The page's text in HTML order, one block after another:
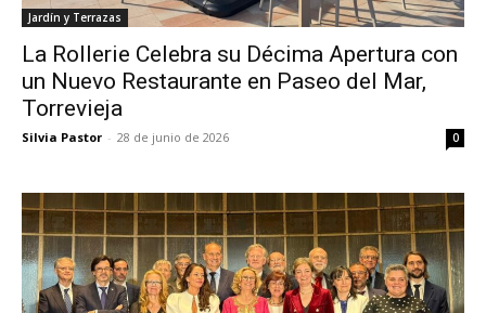
Jardín y Terrazas
La Rollerie Celebra su Décima Apertura con
un Nuevo Restaurante en Paseo del Mar,
Torrevieja
Silvia Pastor - 28 de junio de 2026 0